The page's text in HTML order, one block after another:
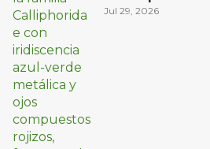
barrenador: no
Jul 29, 2026